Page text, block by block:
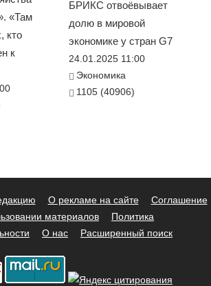
«Там
кто
к
БРИКС отвоёвывает
долю в мировой
экономике у стран G7
24.01.2025 11:00
Экономика
1105 (40906)
О рекламе на сайте
Соглашение
материалов
Политика
О нас Расширенный поиск